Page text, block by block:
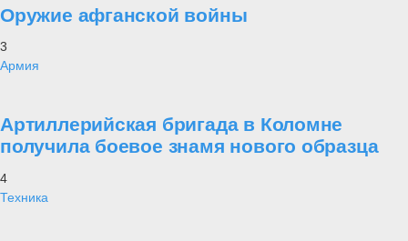
Оружие афганской войны
3
Армия
Артиллерийская бригада в Коломне
получила боевое знамя нового образца
4
Техника